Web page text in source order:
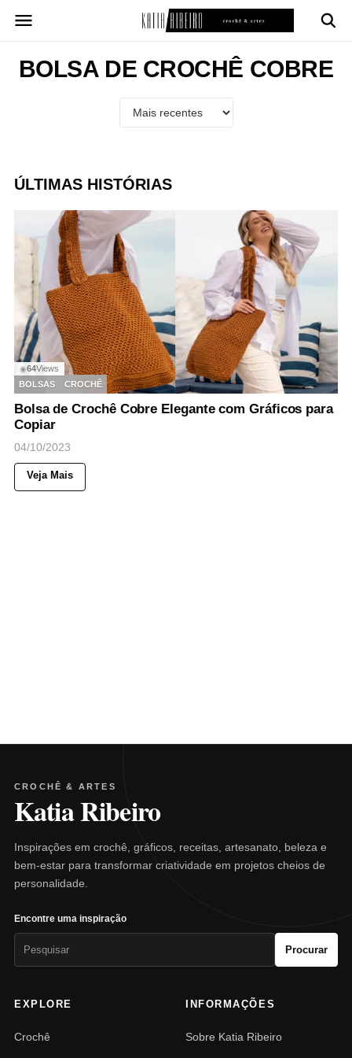
para
conteúdo
BOLSA DE CROCHÊ COBRE
ÚLTIMAS HISTÓRIAS
◉64Views
BOLSAS
CROCHÊ
Bolsa de Crochê Cobre Elegante com Gráficos para
Copiar
04/10/2023
Veja Mais
CROCHÊ & ARTES
Katia Ribeiro
Inspirações em crochê, gráficos, receitas, artesanato, beleza e
bem-estar para transformar criatividade em projetos cheios de
personalidade.
Encontre uma inspiração
Procurar
EXPLORE
Crochê
INFORMAÇÕES
Sobre Katia Ribeiro